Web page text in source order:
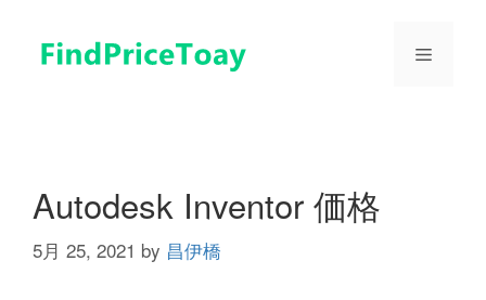
メ
Autodesk Inventor 価格
5月 25, 2021 by 昌伊橋